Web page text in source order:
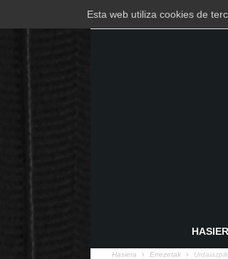
EUSKARA ESPAÑOL
Hasiera Errezetak
Esta web utiliza cookies de